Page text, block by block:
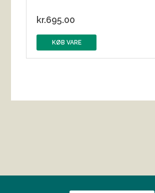
kr.695.00
KØB VARE